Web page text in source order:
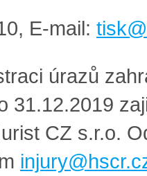
E-mail:
úrazů
31.12.2019
CZ s.r.o.